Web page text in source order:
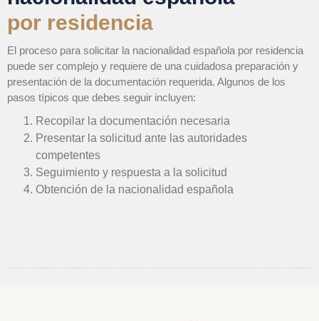
por residencia
El proceso para solicitar la nacionalidad española por residencia
puede ser complejo y requiere de una cuidadosa preparación y
presentación de la documentación requerida. Algunos de los
pasos típicos que debes seguir incluyen:
Recopilar la documentación necesaria
Presentar la solicitud ante las autoridades
competentes
Seguimiento y respuesta a la solicitud
Obtención de la nacionalidad española